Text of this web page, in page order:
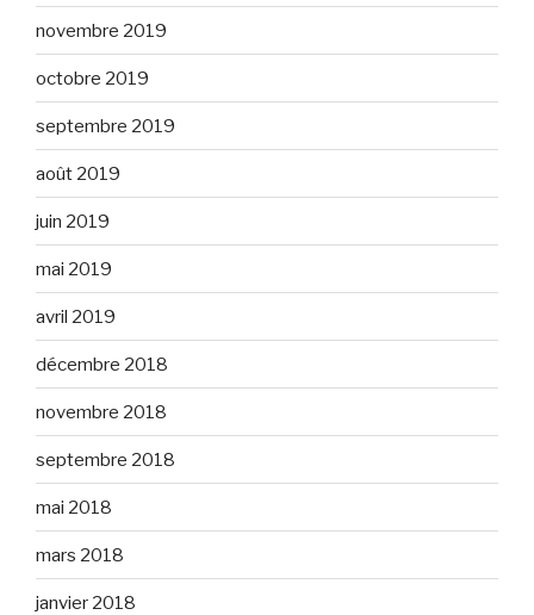
novembre 2019
octobre 2019
septembre 2019
août 2019
juin 2019
mai 2019
avril 2019
décembre 2018
novembre 2018
septembre 2018
mai 2018
mars 2018
janvier 2018